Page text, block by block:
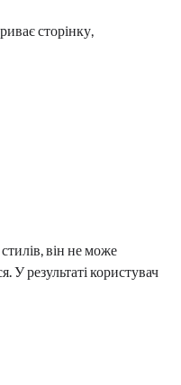
сторінку,
він не може
результаті користувач